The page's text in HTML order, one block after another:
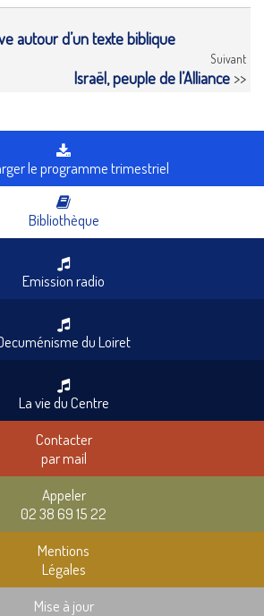
autour d’un texte biblique
Suivant
Israël, peuple de l’Alliance >>
le programme trimestriel
Bibliothèque
Emission radio
du Loiret
La vie du Centre
Contacter
par mail
Appeler
02 38 69 15 22
Mentions
Légales
Mise à jour